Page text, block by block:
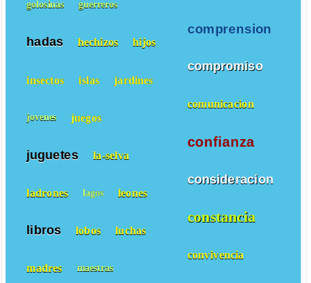
comprension
compromiso
comunicacion
confianza
consideracion
constancia
convivencia
golosinas guerreros
hadas hechizos hijos
insectos islas jardines
jovenes juegos
juguetes la-selva
ladrones lagos leones
libros lobos luchas
madres maestras